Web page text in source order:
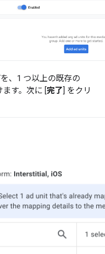
、1 つ以上の既存の
す。次に [ 完了 ] をクリ